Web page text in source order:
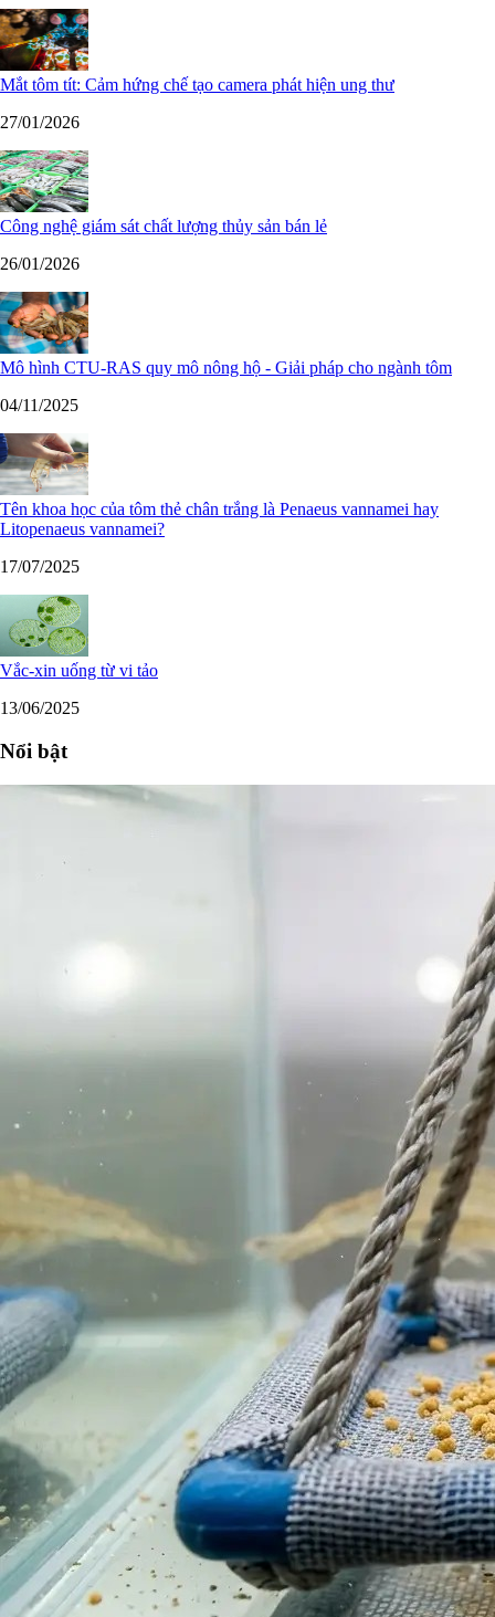
Mắt tôm tít: Cảm hứng chế tạo camera phát hiện ung thư
27/01/2026
Công nghệ giám sát chất lượng thủy sản bán lẻ
26/01/2026
Mô hình CTU-RAS quy mô nông hộ - Giải pháp cho ngành tôm
04/11/2025
Tên khoa học của tôm thẻ chân trắng là Penaeus vannamei hay
Litopenaeus vannamei?
17/07/2025
Vắc-xin uống từ vi tảo
13/06/2025
Nổi bật